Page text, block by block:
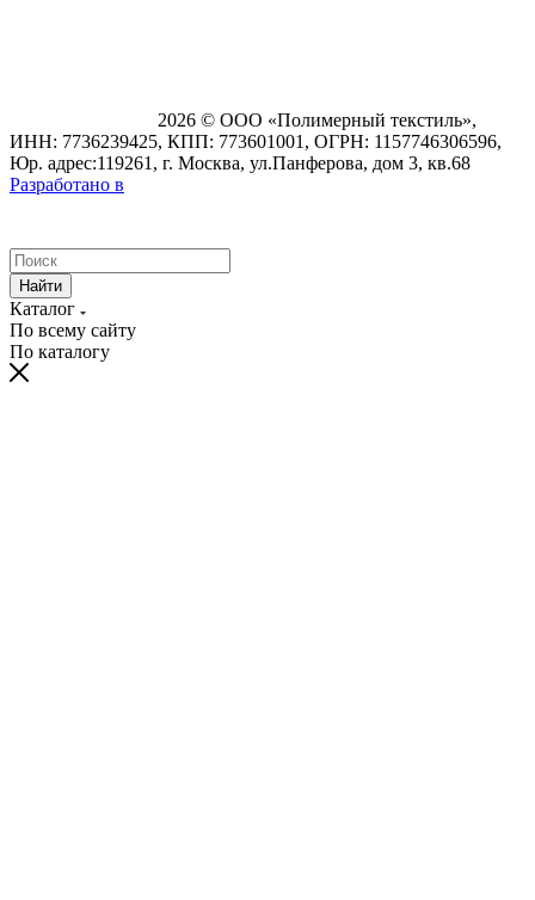
2026 © ООО «Полимерный текстиль»,
ИНН: 7736239425, КПП: 773601001, ОГРН: 1157746306596,
Юр. адрес:119261, г. Москва, ул.Панферова, дом 3, кв.68
Разработано в
Найти
Каталог
По всему сайту
По каталогу